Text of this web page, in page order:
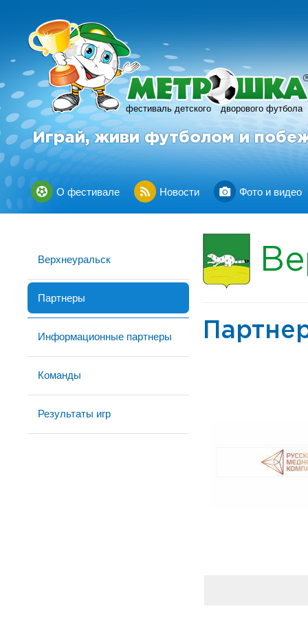
фестиваль детского дворового футбола
R
Играй, живи футболом и
О фестивале Новости Фото и видео
Верхнеуральск
Партнеры
Информационные партнеры
Команды
Результаты игр